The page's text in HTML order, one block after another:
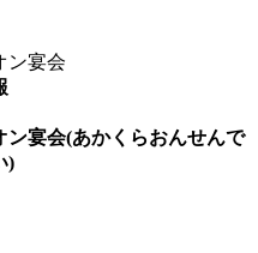
ン宴会
ン宴会(あかくらおんせんで
)